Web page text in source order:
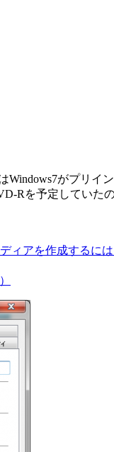
Windows7がプリイ
Rを予定していた
アを作成するに